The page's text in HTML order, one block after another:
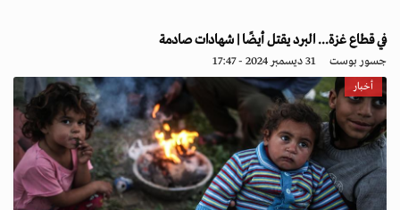
في قطاع غزة... البرد يقتل أيضًا | شهادات صادمة
جسور بوست 31 ديسمبر 2024 - 17:47
أخبار